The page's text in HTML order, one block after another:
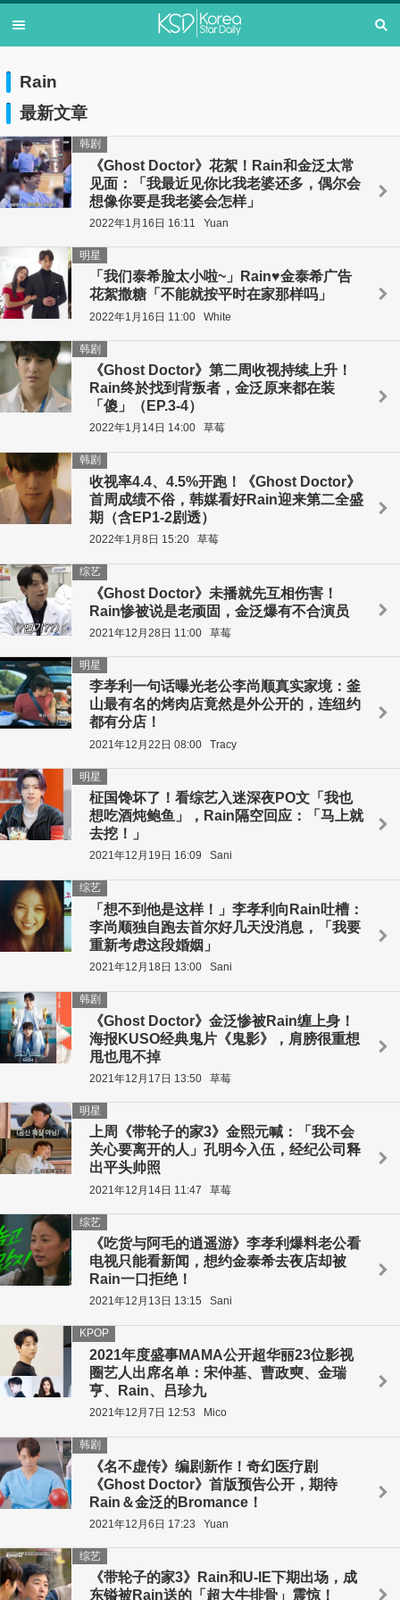
Rain
最新文章
《Ghost Doctor》花絮！Rain和金泛太常
见面：「我最近见你比我老婆还多，偶尔会
想像你要是我老婆会怎样」
韩剧
2022年1月16日 16:11 Yuan
「我们泰希脸太小啦~」Rain♥金泰希广告
花絮撒糖「不能就按平时在家那样吗」
明星
2022年1月16日 11:00 White
《Ghost Doctor》第二周收视持续上升！
Rain终於找到背叛者，金泛原来都在装
「傻」（EP.3-4）
韩剧
2022年1月14日 14:00 草莓
收视率4.4、4.5%开跑！《Ghost Doctor》
首周成绩不俗，韩媒看好Rain迎来第二全盛
期（含EP1-2剧透）
韩剧
2022年1月8日 15:20 草莓
《Ghost Doctor》未播就先互相伤害！
Rain惨被说是老顽固，金泛爆有不合演员
综艺
2021年12月28日 11:00 草莓
李孝利一句话曝光老公李尚顺真实家境：釜
山最有名的烤肉店竟然是外公开的，连纽约
都有分店！
明星
2021年12月22日 08:00 Tracy
柾国馋坏了！看综艺入迷深夜PO文「我也
想吃酒炖鲍鱼」，Rain隔空回应：「马上就
去挖！」
明星
2021年12月19日 16:09 Sani
「想不到他是这样！」李孝利向Rain吐槽：
李尚顺独自跑去首尔好几天没消息，「我要
重新考虑这段婚姻」
综艺
2021年12月18日 13:00 Sani
《Ghost Doctor》金泛惨被Rain缠上身！
海报KUSO经典鬼片《鬼影》，肩膀很重想
甩也甩不掉
韩剧
2021年12月17日 13:50 草莓
上周《带轮子的家3》金熙元喊：「我不会
关心要离开的人」孔明今入伍，经纪公司释
出平头帅照
明星
2021年12月14日 11:47 草莓
《吃货与阿毛的逍遥游》李孝利爆料老公看
电视只能看新闻，想约金泰希去夜店却被
Rain一口拒绝！
综艺
2021年12月13日 13:15 Sani
2021年度盛事MAMA公开超华丽23位影视
圈艺人出席名单：宋仲基、曹政奭、金瑞
亨、Rain、吕珍九
KPOP
2021年12月7日 12:53 Mico
《名不虚传》编剧新作！奇幻医疗剧
《Ghost Doctor》首版预告公开，期待
Rain＆金泛的Bromance！
韩剧
2021年12月6日 17:23 Yuan
《带轮子的家3》Rain和U-IE下期出场，成
东镒被Rain送的「超大牛排骨」震惊！
综艺